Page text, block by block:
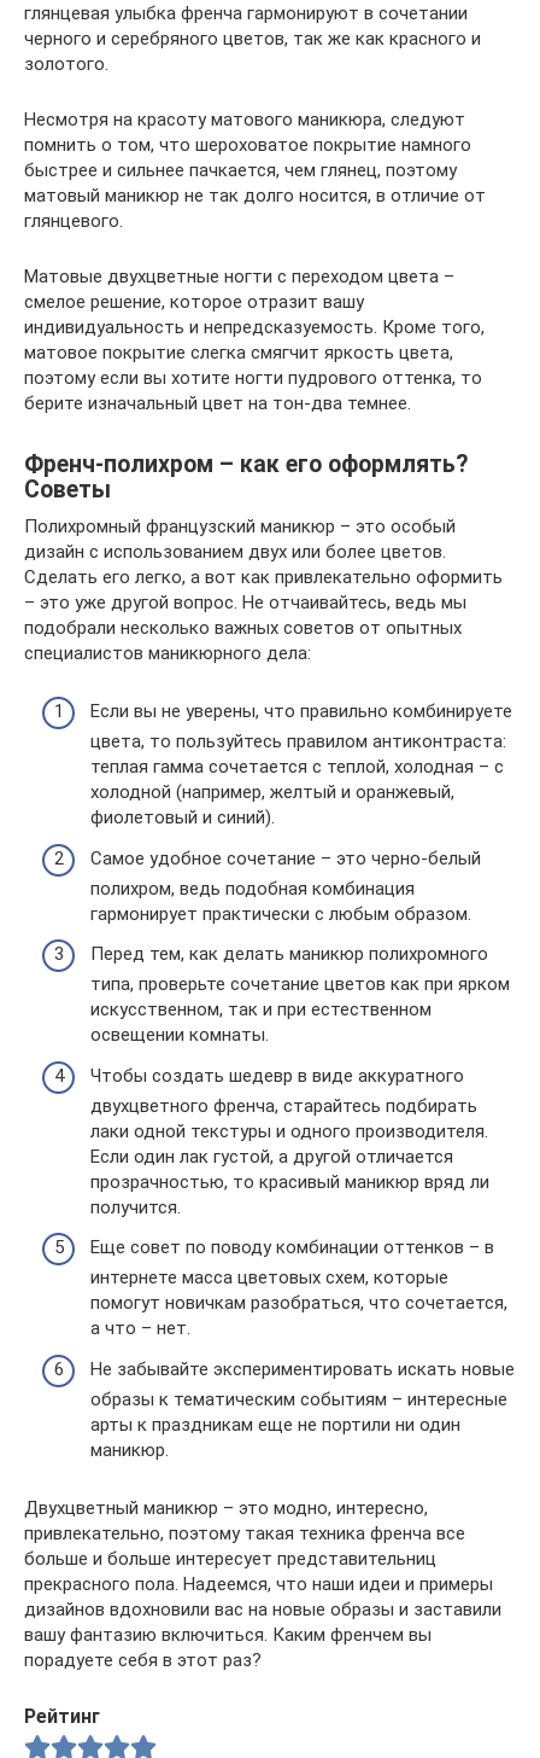
глянцевая улыбка френча гармонируют в сочетании
черного и серебряного цветов, так же как красного и
золотого.
Несмотря на красоту матового маникюра, следуют
помнить о том, что шероховатое покрытие намного
быстрее и сильнее пачкается, чем глянец, поэтому
матовый маникюр не так долго носится, в отличие от
глянцевого.
Матовые двухцветные ногти с переходом цвета –
смелое решение, которое отразит вашу
индивидуальность и непредсказуемость. Кроме того,
матовое покрытие слегка смягчит яркость цвета,
поэтому если вы хотите ногти пудрового оттенка, то
берите изначальный цвет на тон-два темнее.
Френч-полихром – как его оформлять?
Советы
Полихромный французский маникюр – это особый
дизайн с использованием двух или более цветов.
Сделать его легко, а вот как привлекательно оформить
– это уже другой вопрос. Не отчаивайтесь, ведь мы
подобрали несколько важных советов от опытных
специалистов маникюрного дела:
Если вы не уверены, что правильно комбинируете
цвета, то пользуйтесь правилом антиконтраста:
теплая гамма сочетается с теплой, холодная – с
холодной (например, желтый и оранжевый,
фиолетовый и синий).
Самое удобное сочетание – это черно-белый
полихром, ведь подобная комбинация
гармонирует практически с любым образом.
Перед тем, как делать маникюр полихромного
типа, проверьте сочетание цветов как при ярком
искусственном, так и при естественном
освещении комнаты.
Чтобы создать шедевр в виде аккуратного
двухцветного френча, старайтесь подбирать
лаки одной текстуры и одного производителя.
Если один лак густой, а другой отличается
прозрачностью, то красивый маникюр вряд ли
получится.
Еще совет по поводу комбинации оттенков – в
интернете масса цветовых схем, которые
помогут новичкам разобраться, что сочетается,
а что – нет.
Не забывайте экспериментировать искать новые
образы к тематическим событиям – интересные
арты к праздникам еще не портили ни один
маникюр.
Двухцветный маникюр – это модно, интересно,
привлекательно, поэтому такая техника френча все
больше и больше интересует представительниц
прекрасного пола. Надеемся, что наши идеи и примеры
дизайнов вдохновили вас на новые образы и заставили
вашу фантазию включиться. Каким френчем вы
порадуете себя в этот раз?
Рейтинг